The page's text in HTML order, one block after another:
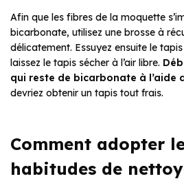
Afin que les fibres de la moquette
bicarbonate, utilisez une brosse à
délicatement. Essuyez ensuite le
laissez le tapis sécher à l’air libre.
qui reste de bicarbonate à l’aide
devriez obtenir un tapis tout frais.
Comment adopter
habitudes de